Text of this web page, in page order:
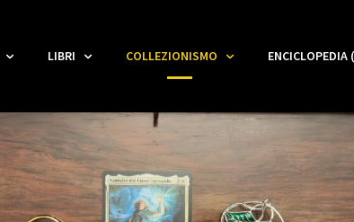
LIBRI COLLEZIONISMO ENCICLOPEDIA